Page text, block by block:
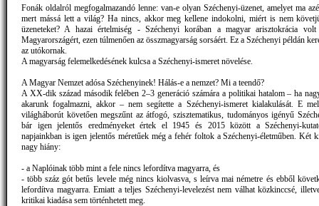
Fonák oldalról megfogalmazandó lenne: van-e olyan Széchenyi-üzenet, amelyet ma
mert mássá lett a világ? Ha nincs, akkor meg kellene indokolni, miért is nem
üzeneteket? A hazai értelmiség - Széchenyi korában a magyar arisztokrácia
Magyarországért, ezen túlmenően az összmagyarság sorsáért. Ez a Széchenyi példán
az utókornak.
A magyarság felemelkedésének kulcsa a Széchenyi-ismeret növelése.
A Magyar Nemzet adósa Széchenyinek! Hálás-e a nemzet? Mi a teendő?
A XX-dik század második felében 2–3 generáció számára a politikai hatalom – ha
akarunk fogalmazni, akkor – nem segítette a Széchenyi-ismeret kialakulását. E
világháborút követően megszűnt az átfogó, szisztematikus, tudományos igényű
bár igen jelentős eredményeket értek el 1945 és 2015 között a Széchenyi-
napjainkban is igen jelentős méretűek még a fehér foltok a Széchenyi-életműben. Két
nagy hiány:
- a Naplóinak több mint a fele nincs lefordítva magyarra, és
- több száz gót betűs levele még nincs kiolvasva, s leírva mai németre és ebből
lefordítva magyarra. Emiatt a teljes Széchenyi-levelezést nem válhat közkinccsé,
kritikai kiadása sem történhetett meg.